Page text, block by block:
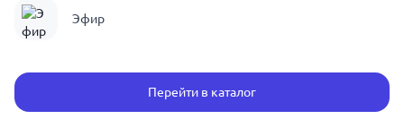
Эфир
Перейти в каталог